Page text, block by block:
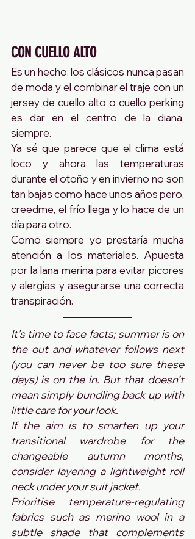
CON CUELLO ALTO
Es un hecho: los clásicos nunca pasan
de moda y el combinar el traje con un
jersey de cuello alto o cuello perking
es dar en el centro de la diana,
siempre.
Ya sé que parece que el clima está
loco y ahora las temperaturas
durante el otoño y en invierno no son
tan bajas como hace unos años pero,
creedme, el frío llega y lo hace de un
día para otro.
Como siempre yo prestaría mucha
atención a los materiales. Apuesta
por la lana merina para evitar picores
y alergias y asegurarse una correcta
transpiración.
It’s time to face facts; summer is on
the out and whatever follows next
(you can never be too sure these
days) is on the in. But that doesn’t
mean simply bundling back up with
little care for your look.
If the aim is to smarten up your
transitional wardrobe for the
changeable autumn months,
consider layering a lightweight roll
neck under your suit jacket.
Prioritise temperature-regulating
fabrics such as merino wool in a
subtle shade that complements